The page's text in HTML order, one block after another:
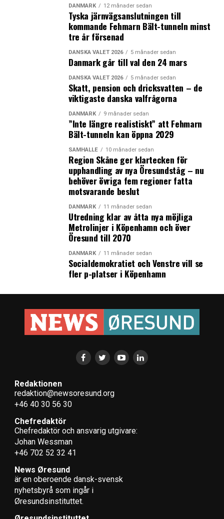
DANMARK 12 månader sedan
Tyska järnvägsanslutningen till
kommande Fehmarn Bält-tunneln minst
tre år försenad
DANSKA VALET 2026 5 månader sedan
Danmark går till val den 24 mars
DANSKA VALET 2026 5 månader sedan
Skatt, pension och dricksvatten – de
viktigaste danska valfrågorna
DANMARK 9 månader sedan
”Inte längre realistiskt” att Fehmarn
Bält-tunneln kan öppna 2029
SAMHÄLLE 10 månader sedan
Region Skåne ger klartecken för
upphandling av nya Öresundståg – nu
behöver övriga fem regioner fatta
motsvarande beslut
DANMARK 11 månader sedan
Utredning klar av åtta nya möjliga
Metrolinjer i Köpenhamn och över
Öresund till 2070
DANMARK 11 månader sedan
Socialdemokratiet och Venstre vill se
fler p-platser i Köpenhamn
Redaktionen
redaktion@newsoresund.org
+46 40 30 56 30
Chefredaktör
Chefredaktör och ansvarig utgivare:
Johan Wessman
+46 702 52 32 41
News Øresund
är en oberoende dansk-svensk
nyhets­byrå som ingår i
Øresundsinstituttet.